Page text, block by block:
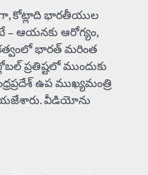
కోట్లాది భారతీయుల
– ఆయనకు ఆరోగ్యం,
భారత్ మరింత
ప్రతిష్టలో ముందుకు
ఉప ముఖ్యమంత్రి
వీడియోను